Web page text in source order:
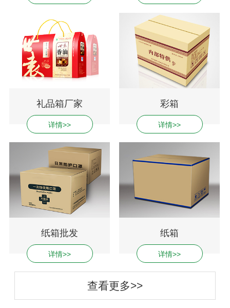
礼品箱厂家
详情>>
彩箱
详情>>
纸箱批发
详情>>
纸箱
详情>>
查看更多>>